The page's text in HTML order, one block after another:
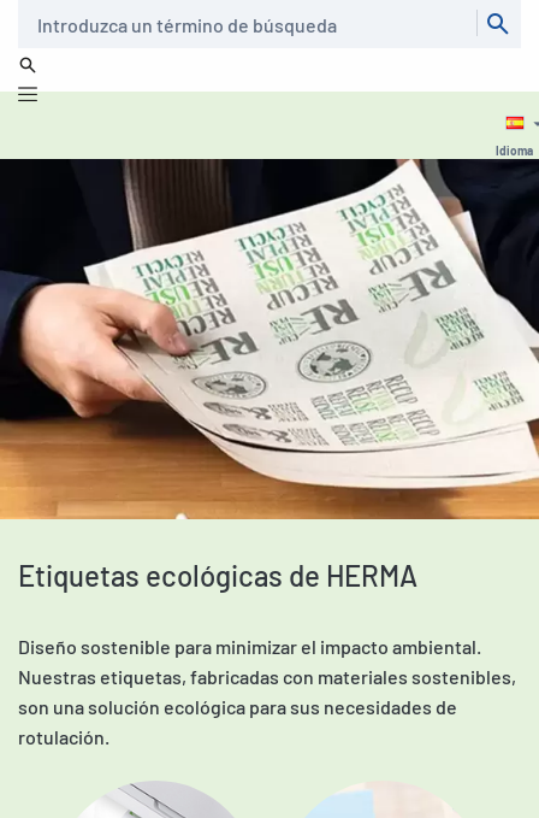
Idioma
Etiquetas ecológicas de HERMA
Diseño sostenible para minimizar el impacto ambiental.
Nuestras etiquetas, fabricadas con materiales sostenibles,
son una solución ecológica para sus necesidades de
rotulación.